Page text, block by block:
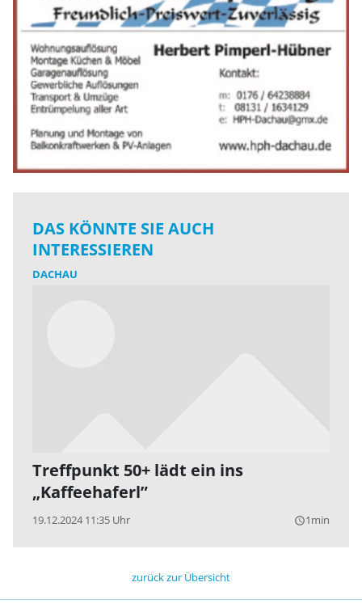
DAS KÖNNTE SIE AUCH
INTERESSIEREN
DACHAU
Treffpunkt 50+ lädt ein ins
„Kaffeehaferl”
19.12.2024 11:35 Uhr query_builder1min
zurück zur Übersicht